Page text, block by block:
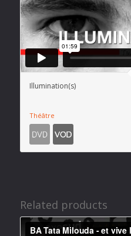
Illumination(s)
Théâtre
Related products